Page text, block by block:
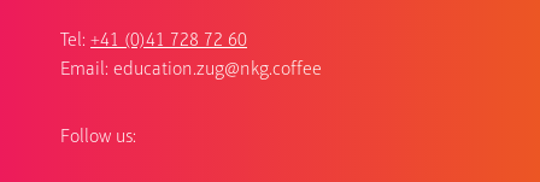
Tel: +41 (0)41 728 72 60
Email: education.zug@nkg.coffee
Follow us: